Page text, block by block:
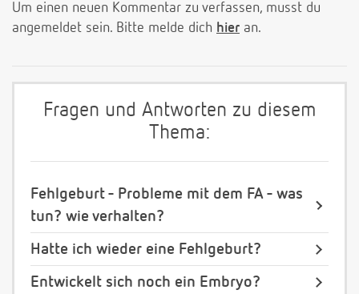
Um einen neuen Kommentar zu verfassen, musst du
angemeldet sein. Bitte melde dich hier an.
Fragen und Antworten zu diesem
Thema:
Fehlgeburt - Probleme mit dem FA - was
tun? wie verhalten?
Hatte ich wieder eine Fehlgeburt?
Entwickelt sich noch ein Embryo?